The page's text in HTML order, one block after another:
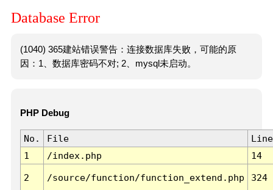
Database Error
(1040) 365建站错误警告：连接数据库失败，可能的原
因：1、数据库密码不对; 2、mysql未启动。
PHP Debug
No. File
Line
1
/index.php 14
2 /source/function/function_extend.php 324